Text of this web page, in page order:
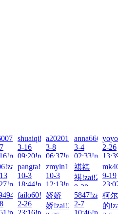
shuaiqi8212!zai!2026-
3-16
09:20!read!
a20201233!zai!2026-
3-8
06:37!read!
3-4
02:33!read!
2-26
pangta!zai!2025-
10-3
18:44!read!
zmyln122!zai!2025-
10-3
12:13!read!
祺祺
祺!zai!2025-
9-30
02:33!read!
9-19
failo60!zai!2025-
2-26
23:16!read!
娇娇
娇!zai!2025-
2-25
2-7
10:46!read!
柯
的
2-6